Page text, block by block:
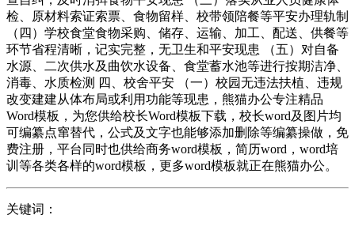
检、原材料索证索票、食物留样、校带领陪餐等平安办理轨制
（四）学校食堂食物采购、储存、运输、加工、配送、供餐等
环节省程清晰，记实完整，无卫生和平安现患 （五）对自备
水源、二次供水及曲饮水设备、食堂蓄水池等进行按期洁净、
消毒、水质检测 四、校舍平安 （一）校园无违法扶植、违规
改变建建从体布局或利用功能等现患，熊猫办公专注精品
Word模板，为您供给校长Word模板下载，校长word及图片均
可编纂点窜替代，公式及文字也能够添加删除等编纂操做，免
费注册，平台同时也供给商务word模板，简历word，word培
训等各类各样的word模板，更多word模板就正在熊猫办公。
关键词：